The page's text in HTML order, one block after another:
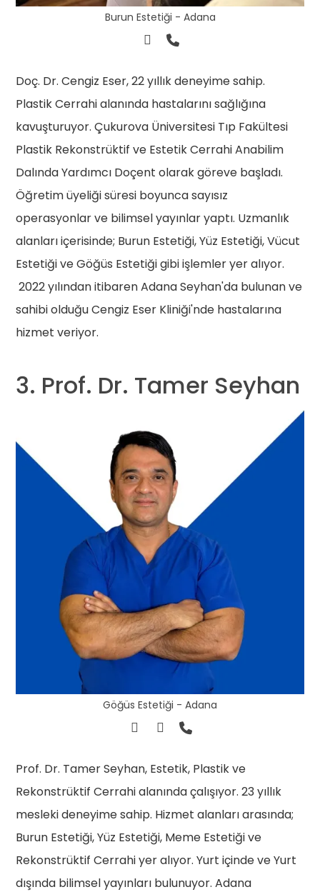
Burun Estetiği - Adana
Doç. Dr. Cengiz Eser, 22 yıllık deneyime sahip.
Plastik Cerrahi alanında hastalarını sağlığına
kavuşturuyor. Çukurova Üniversitesi Tıp Fakültesi
Plastik Rekonstrüktif ve Estetik Cerrahi Anabilim
Dalında Yardımcı Doçent olarak göreve başladı.
Öğretim üyeliği süresi boyunca sayısız
operasyonlar ve bilimsel yayınlar yaptı. Uzmanlık
alanları içerisinde; Burun Estetiği, Yüz Estetiği, Vücut
Estetiği ve Göğüs Estetiği gibi işlemler yer alıyor.
2022 yılından itibaren Adana Seyhan'da bulunan ve
sahibi olduğu Cengiz Eser Kliniği'nde hastalarına
hizmet veriyor.
3. Prof. Dr. Tamer Seyhan
Göğüs Estetiği - Adana
Prof. Dr. Tamer Seyhan, Estetik, Plastik ve
Rekonstrüktif Cerrahi alanında çalışıyor. 23 yıllık
mesleki deneyime sahip. Hizmet alanları arasında;
Burun Estetiği, Yüz Estetiği, Meme Estetiği ve
Rekonstrüktif Cerrahi yer alıyor. Yurt içinde ve Yurt
dışında bilimsel yayınları bulunuyor. Adana